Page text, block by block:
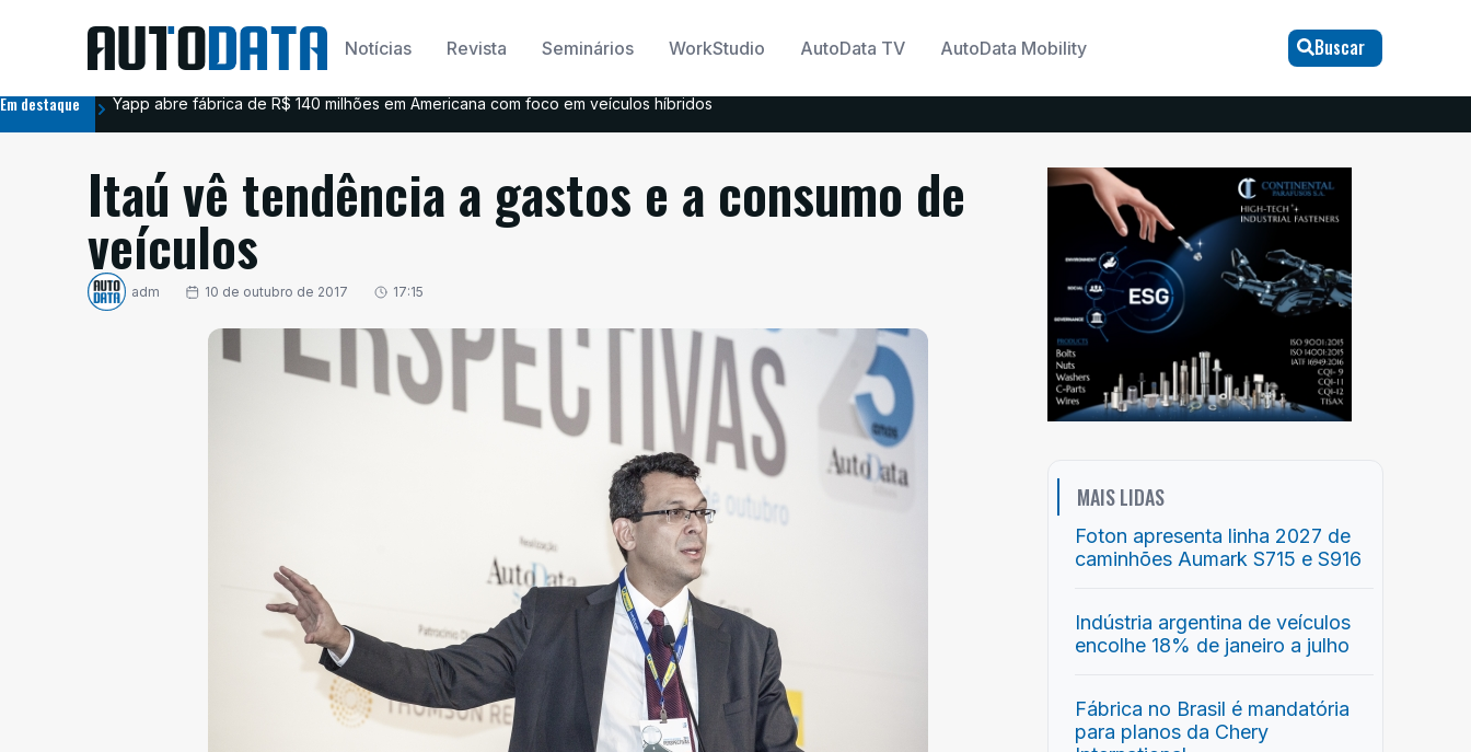
Notícias Revista Seminários WorkStudio AutoData TV AutoData Mobility Buscar
Em destaque Yapp abre fábrica de R$ 140 milhões em Americana com foco em veículos híbridos
Itaú vê tendência a gastos e a consumo de
veículos
adm 10 de outubro de 2017 17:15
MAIS LIDAS
Foton apresenta linha 2027 de
caminhões Aumark S715 e S916
Indústria argentina de veículos
encolhe 18% de janeiro a julho
Fábrica no Brasil é mandatória
para planos da Chery